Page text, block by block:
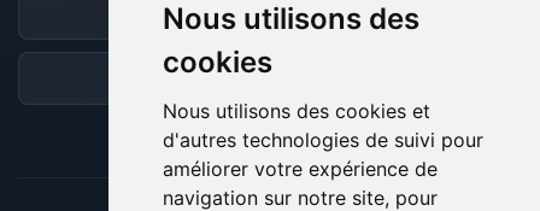
Nous utilisons des
cookies
Nous utilisons des cookies et
d'autres technologies de suivi pour
améliorer votre expérience de
navigation sur notre site, pour
Discord
Forum